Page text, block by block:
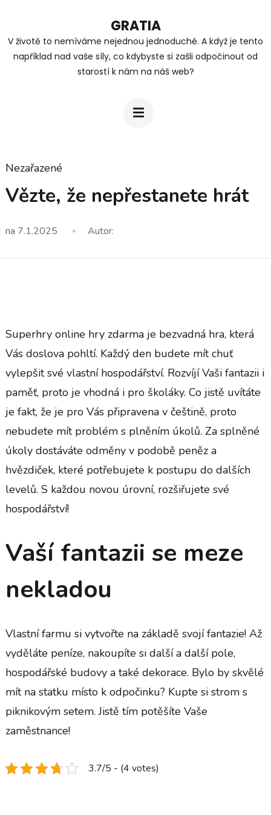
obsah
GRATIA
V životě to nemíváme nejednou jednoduché. A když je tento
například nad vaše síly, co kdybyste si zašli odpočinout od
starostí k nám na náš web?
Nezařazené
Vězte, že nepřestanete hrát
na 7.1.2025 Autor:
Superhry online hry zdarmaje bezvadná hra, která
Vás doslova pohltí. Každý den budete mít chuť
vylepšit své vlastní hospodářství. Rozvíjí Vaši fantazii i
paměť, proto je vhodná i pro školáky. Co jistě uvítáte
je fakt, že je pro Vás připravena v češtině, proto
nebudete mít problém s plněním úkolů. Za splněné
úkoly dostáváte odměny v podobě peněz a
hvězdiček, které potřebujete k postupu do dalších
levelů. S každou novou úrovní, rozšiřujete své
hospodářství!
Vaší fantazii se meze
nekladou
Vlastní farmu si vytvořte na základě svojí fantazie! Až
vyděláte peníze, nakoupíte si další a další pole,
hospodářské budovy a také dekorace. Bylo by skvělé
mít na statku místo k odpočinku? Kupte si strom s
piknikovým setem. Jistě tím potěšíte Vaše
zaměstnance!
3.7/5 - (4 votes)